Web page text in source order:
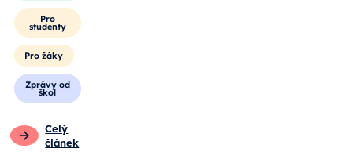
Pro
studenty
Pro žáky
Zprávy od
škol
Celý
článek